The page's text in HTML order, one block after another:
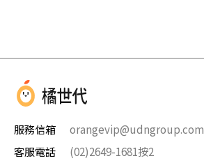
服務信箱
orangevip@udngroup.com
客服電話
(02)2649-1681按2